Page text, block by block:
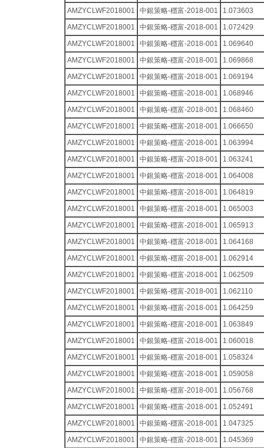
AMZYCLWF2018001
中銀策略-穩富-2018-001
1.073603
AMZYCLWF2018001
中銀策略-穩富-2018-001
1.072429
AMZYCLWF2018001
中銀策略-穩富-2018-001
1.069640
AMZYCLWF2018001
中銀策略-穩富-2018-001
1.069868
AMZYCLWF2018001
中銀策略-穩富-2018-001
1.069194
AMZYCLWF2018001
中銀策略-穩富-2018-001
1.068946
AMZYCLWF2018001
中銀策略-穩富-2018-001
1.068460
AMZYCLWF2018001
中銀策略-穩富-2018-001
1.066650
AMZYCLWF2018001
中銀策略-穩富-2018-001
1.063994
AMZYCLWF2018001
中銀策略-穩富-2018-001
1.063241
AMZYCLWF2018001
中銀策略-穩富-2018-001
1.064008
AMZYCLWF2018001
中銀策略-穩富-2018-001
1.064819
AMZYCLWF2018001
中銀策略-穩富-2018-001
1.065003
AMZYCLWF2018001
中銀策略-穩富-2018-001
1.065913
AMZYCLWF2018001
中銀策略-穩富-2018-001
1.064168
AMZYCLWF2018001
中銀策略-穩富-2018-001
1.062914
AMZYCLWF2018001
中銀策略-穩富-2018-001
1.062509
AMZYCLWF2018001
中銀策略-穩富-2018-001
1.062110
AMZYCLWF2018001
中銀策略-穩富-2018-001
1.064259
AMZYCLWF2018001
中銀策略-穩富-2018-001
1.063849
AMZYCLWF2018001
中銀策略-穩富-2018-001
1.060018
AMZYCLWF2018001
中銀策略-穩富-2018-001
1.058324
AMZYCLWF2018001
中銀策略-穩富-2018-001
1.059058
AMZYCLWF2018001
中銀策略-穩富-2018-001
1.056768
AMZYCLWF2018001
中銀策略-穩富-2018-001
1.052491
AMZYCLWF2018001
中銀策略-穩富-2018-001
1.047325
AMZYCLWF2018001
中銀策略-穩富-2018-001
1.045369